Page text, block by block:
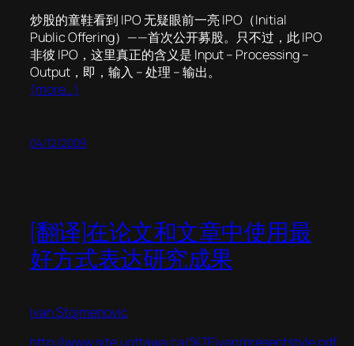
炒股的童鞋看到 IPO 无疑眼前一亮 IPO（Initial
Public Offering）——首次公开募股。只不过，此 IPO
非彼 IPO，这里真正的含义是 Input – Processing –
Output，即，输入 – 处理 – 输出。
(more…)
04/12/2009
[翻译]在论文和文章中使用最
好方式表达研究成果
Ivan Stojmenovic
http://www.site.uottawa.ca/%7Eivan/presentstyle.pdf